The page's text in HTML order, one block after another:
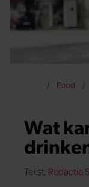
Food
Wat
Tekst: Redactie